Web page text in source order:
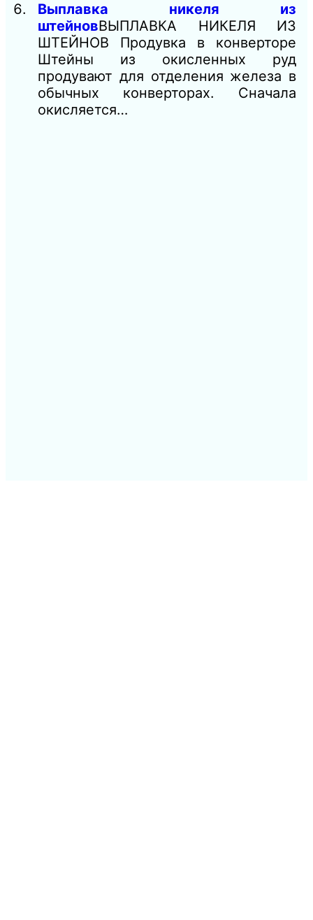
Выплавка никеля из
штейновВЫПЛАВКА НИКЕЛЯ ИЗ
ШТЕЙНОВ Продувка в конверторе
Штейны из окисленных руд
продувают для отделения железа в
обычных конверторах. Сначала
окисляется…